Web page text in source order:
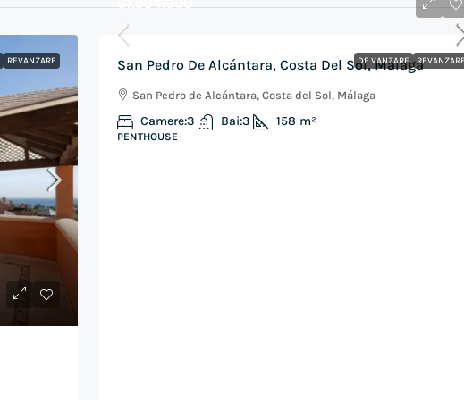
REVANZARE DE VANZARE
San Pedro De Alcántara, Costa Del Sol, Málaga
San Pedro de Alcántara, Costa del Sol, Málaga
Camere:3 Bai:3 158 m²
PENTHOUSE